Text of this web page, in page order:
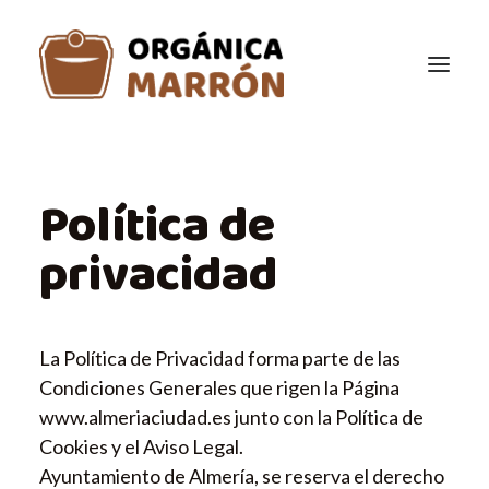
ZONAS
MERCADOS
DUDAS
Política de
privacidad
La Política de Privacidad forma parte de las
Condiciones Generales que rigen la Página
www.almeriaciudad.es junto con la Política de
Cookies y el Aviso Legal.
Ayuntamiento de Almería, se reserva el derecho